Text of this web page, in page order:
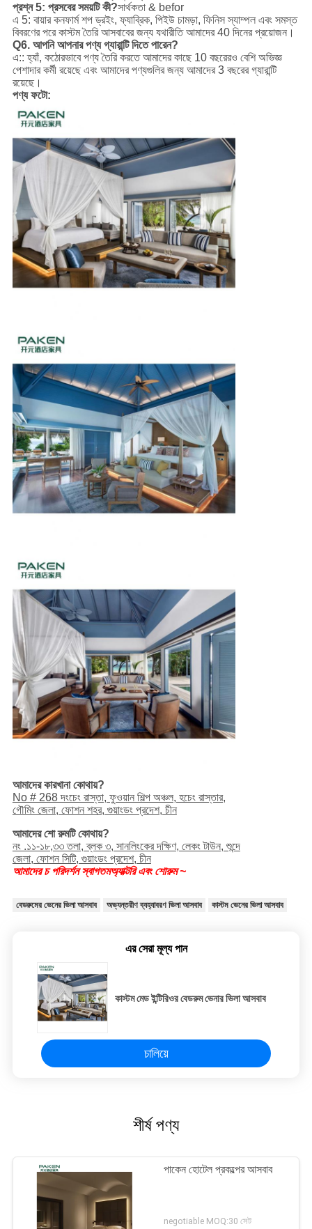
প্রশ্ন 5: প্রসবের সময়টি কী?সার্থকতা & befor
এ 5: বায়ার কনফার্ম শপ ড্রইং, ফ্যাব্রিক, পিইউ চামড়া, ফিনিস স্যাম্পল এবং সমস্ত
বিবরণের পরে কাস্টম তৈরি আসবাবের জন্য যথারীতি আমাদের 40 দিনের প্রয়োজন।
Q6. আপনি আপনার পণ্য গ্যারান্টি দিতে পারেন?
এ:: হ্যাঁ, কঠোরভাবে পণ্য তৈরি করতে আমাদের কাছে 10 বছরেরও বেশি অভিজ্ঞ
পেশাদার কর্মী রয়েছে এবং আমাদের পণ্যগুলির জন্য আমাদের 3 বছরের গ্যারান্টি
রয়েছে।
পণ্য ফটো:
আমাদের কারখানা কোথায়?
No # 268 দংচেং রাস্তা, ফুওয়ান শিল্প অঞ্চল, হচেং রাস্তার,
গৌমিং জেলা, ফোশন শহর, গুয়াংডং প্রদেশ, চীন
আমাদের শো রুমটি কোথায়?
নং .১১-১৮,৩৩ তলা, ব্লক ৩, সানলিংকের দক্ষিণ, লেকং টাউন, শুন্দে
জেলা, ফোশন সিটি, গুয়াংডং প্রদেশ, চীন
আমাদের চ পরিদর্শন স্বাগতমঅ্যাক্টরি এবং শোরুম ~
বেডরুমের ভেনের ভিলা আসবাব অভ্যন্তরীণ ব্যহ্যাবরণ ভিলা আসবাব কাস্টম ভেনের ভিলা আসবাব
এর সেরা মূল্য পান
কাস্টম মেড ইন্টিরিওর বেডরুম ভেনার ভিলা আসবাব
চালিয়ে
শীর্ষ পণ্য
পাকেন হোটেল প্রকল্পের আসবাব
negotiable MOQ:30 সেট